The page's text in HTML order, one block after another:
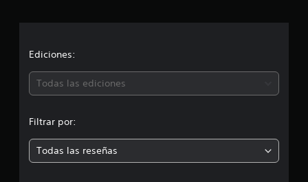
i
o
Ediciones:
Todas las ediciones
Filtrar por:
Todas las reseñas